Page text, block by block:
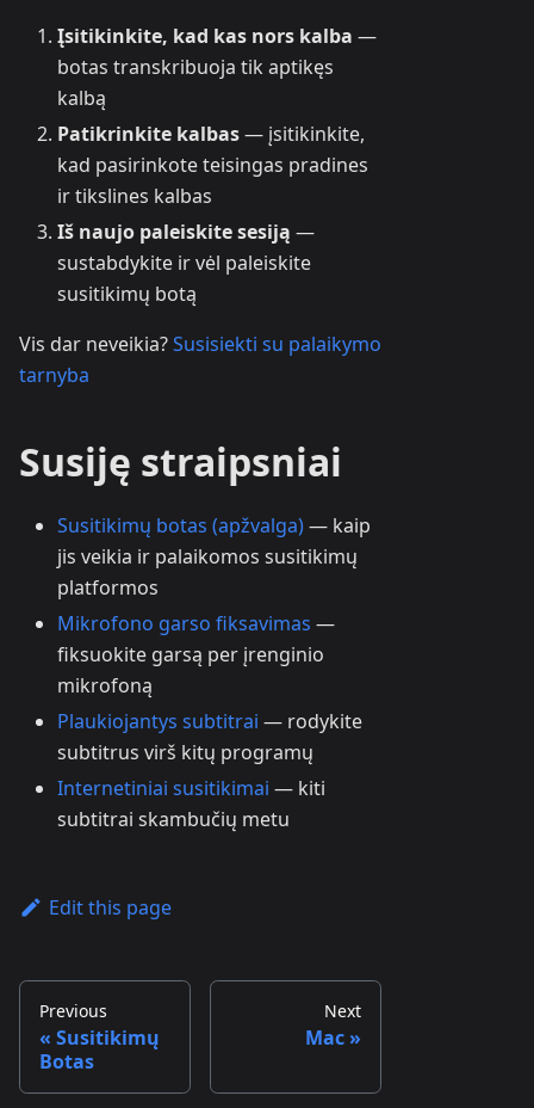
Įsitikinkite, kad kas nors kalba —
botas transkribuoja tik aptikęs
kalbą
Patikrinkite kalbas— įsitikinkite,
kad pasirinkote teisingas pradines
ir tikslines kalbas
Iš naujo paleiskite sesiją —
sustabdykite ir vėl paleiskite
susitikimų botą
Vis dar neveikia?Susisiekti su palaikymo
tarnyba
Susiję straipsniai
Susitikimų botas (apžvalga)— kaip
jis veikia ir palaikomos susitikimų
platformos
Mikrofono garso fiksavimas —
fiksuokite garsą per įrenginio
mikrofoną
Plaukiojantys subtitrai — rodykite
subtitrus virš kitų programų
Internetiniai susitikimai — kiti
subtitrai skambučių metu
Edit this page
Previous
Susitikimų
Botas
Next
Mac